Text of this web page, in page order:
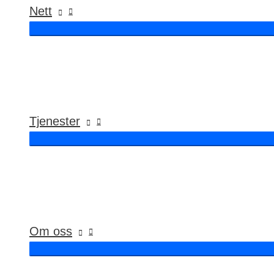
Nett
Tjenester
Om oss